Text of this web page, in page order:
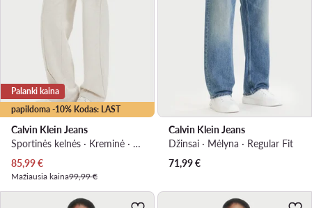
papildoma -10% Kodas: LAST
Palanki kaina
Calvin Klein Jeans
Sportinės kelnės · Kreminė · Relaxed Fit
Dabartinė kaina
85,99€
Mažiausia kaina99,99 €
Calvin Klein Jeans
Džinsai · Mėlyna · Regular Fit
71,99€